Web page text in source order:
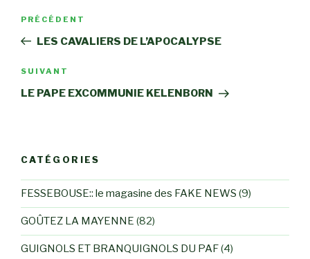
Navigation
l’article
Article
précédent
PRÉCÉDENT
LES CAVALIERS DE L’APOCALYPSE
Article
suivant
SUIVANT
LE PAPE EXCOMMUNIE KELENBORN
CATÉGORIES
FESSEBOUSE:: le magasine des FAKE NEWS (9)
GOÛTEZ LA MAYENNE (82)
GUIGNOLS ET BRANQUIGNOLS DU PAF(4)